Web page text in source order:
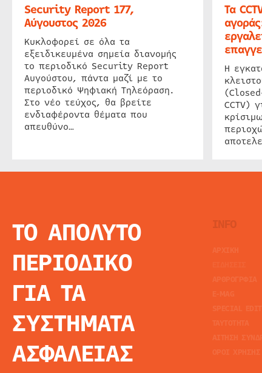
Security Report 177,
Αύγουστος 2026
Κυκλοφορεί σε όλα τα
εξειδικευμένα σημεία διανομής
το περιοδικό Security Report
Αυγούστου, πάντα μαζί με το
περιοδικό Ψηφιακή Τηλεόραση.
Στο νέο τεύχος, θα βρείτε
ενδιαφέροντα θέματα που
απευθύνο…
Τα
Η
CCTV)
ΤΟ ΑΠΟΛΥΤΟ
ΠΕΡΙΟΔΙΚΟ
ΓΙΑ ΤΑ
ΣΥΣΤΗΜΑΤΑ
ΑΣΦΑΛΕΙΑΣ
INFO